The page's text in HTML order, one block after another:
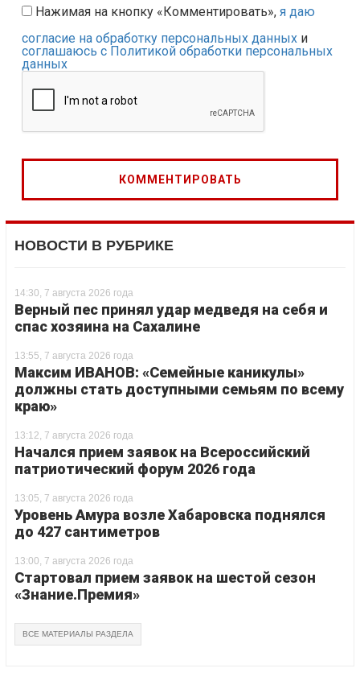
Нажимая на кнопку «Комментировать», я даю
согласие на обработку персональных данных и
соглашаюсь с Политикой обработки персональных
данных
НОВОСТИ В РУБРИКЕ
14:30, 7 августа 2026 года
Верный пес принял удар медведя на себя и
спас хозяина на Сахалине
13:55, 7 августа 2026 года
Максим ИВАНОВ: «Семейные каникулы»
должны стать доступными семьям по всему
краю»
13:12, 7 августа 2026 года
Начался прием заявок на Всероссийский
патриотический форум 2026 года
13:05, 7 августа 2026 года
Уровень Амура возле Хабаровска поднялся
до 427 сантиметров
13:00, 7 августа 2026 года
Стартовал прием заявок на шестой сезон
«Знание.Премия»
ВСЕ МАТЕРИАЛЫ РАЗДЕЛА